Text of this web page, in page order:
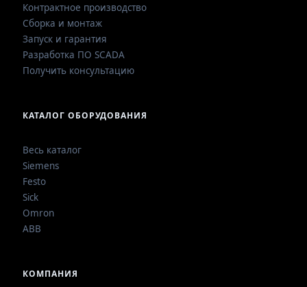
Контрактное производство
Сборка и монтаж
Запуск и гарантия
Разработка ПО SCADA
Получить консультацию
КАТАЛОГ ОБОРУДОВАНИЯ
Весь каталог
Siemens
Festo
Sick
Omron
ABB
КОМПАНИЯ